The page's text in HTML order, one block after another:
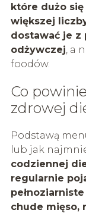
które dużo
większej
dostawać je
odżywczej, a
foodów.
Co
zdrowej
Podstawą
lub jak
codziennej
regularnie
chude mięso,